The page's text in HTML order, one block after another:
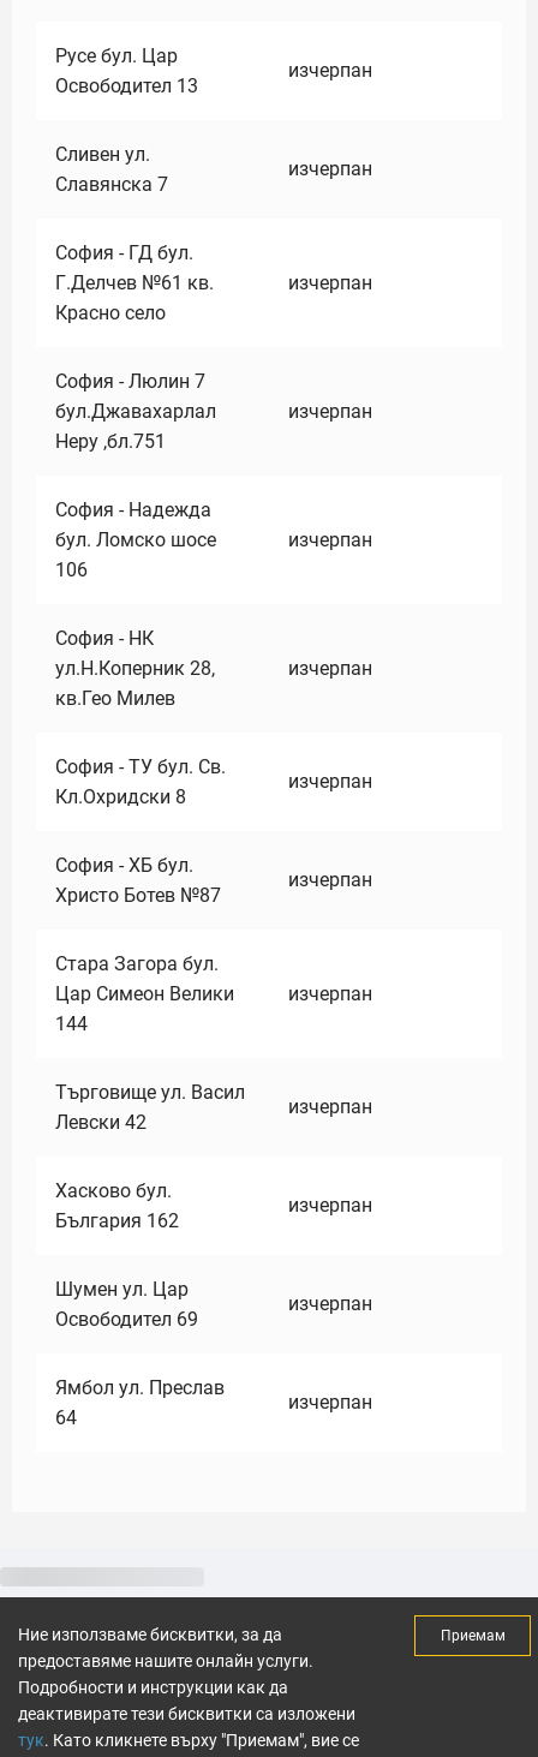
Русе бул. Цар
Освободител 13
изчерпан
Сливен ул.
Славянска 7
изчерпан
София - ГД бул.
Г.Делчев №61 кв.
Красно село
изчерпан
София - Люлин 7
бул.Джавахарлал
Неру ,бл.751
изчерпан
София - Надежда
бул. Ломско шосе
106
изчерпан
София - НК
ул.Н.Коперник 28,
кв.Гео Милев
изчерпан
София - ТУ бул. Св.
Кл.Охридски 8
изчерпан
София - ХБ бул.
Христо Ботев №87
изчерпан
Стара Загора бул.
Цар Симеон Велики
144
изчерпан
Търговище ул. Васил
Левски 42
изчерпан
Хасково бул.
България 162
изчерпан
Шумен ул. Цар
Освободител 69
изчерпан
Ямбол ул. Преслав
64
изчерпан
Ние използваме бисквитки, за да
предоставяме нашите онлайн услуги.
Подробности и инструкции как да
деактивирате тези бисквитки са изложени
тук. Като кликнете върху "Приемам", вие се
Приемам